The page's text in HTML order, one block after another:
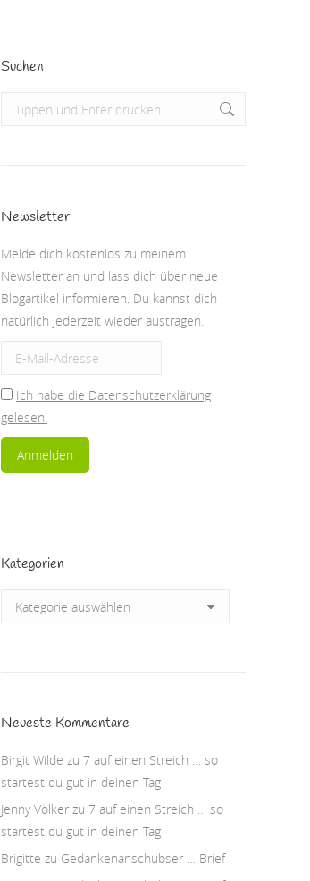
Suchen
Search:
Newsletter
Melde dich kostenlos zu meinem
Newsletter an und lass dich über neue
Blogartikel informieren. Du kannst dich
natürlich jederzeit wieder austragen.
Ich habe die Datenschutzerklärung
gelesen.
Kategorien
Kategorien
Neueste Kommentare
Birgit Wilde zu 7 auf einen Streich … so
startest du gut in deinen Tag
Jenny Völker zu 7 auf einen Streich … so
startest du gut in deinen Tag
Brigitte zu Gedankenanschubser … Brief